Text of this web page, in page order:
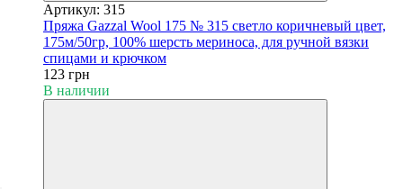
Артикул: 315
Пряжа Gazzal Wool 175 № 315 светло коричневый цвет,
175м/50гр, 100% шерсть мериноса, для ручной вязки
спицами и крючком
123 грн
В наличии